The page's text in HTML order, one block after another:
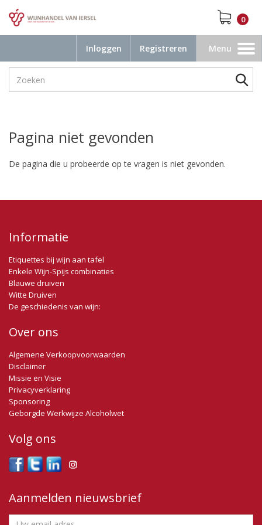
0
Inloggen Registreren
Toggle
navigation
Menu
Pagina niet gevonden
De pagina die u probeerde op te vragen is niet gevonden.
Informatie
Etiquettes bij wijn aan tafel
Enkele Wijn-Spijs combinaties
Blauwe druiven
Witte Druiven
De geschiedenis van wijn:
Over ons
Algemene Verkoopvoorwaarden
Disclaimer
Missie en Visie
Privacyverklaring
Sponsoring
Geborgde Werkwijze Alcoholwet
Volg ons
Aanmelden nieuwsbrief